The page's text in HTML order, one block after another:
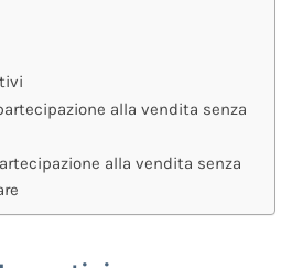
alla vendita senza
alla vendita senza